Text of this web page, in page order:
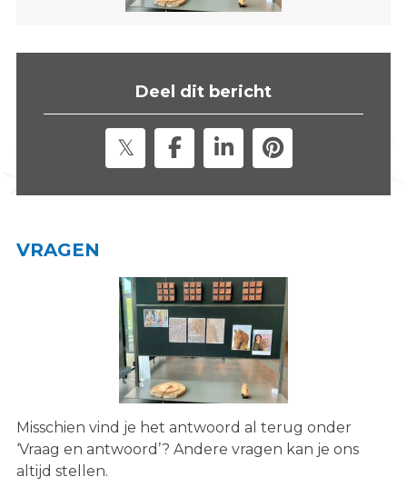
t
Deel dit bericht
VRAGEN
Misschien vind je het antwoord al terug onder
‘Vraag en antwoord’? Andere vragen kan je ons
altijd stellen.